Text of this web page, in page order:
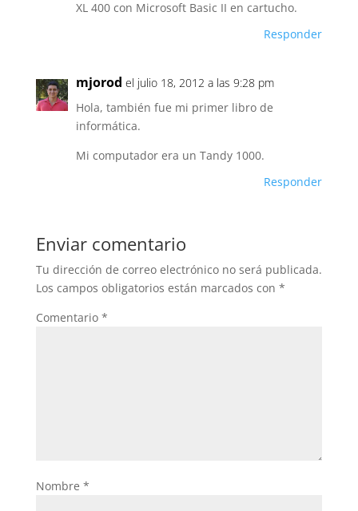
XL 400 con Microsoft Basic II en cartucho.
Responder
mjorod el julio 18, 2012 a las 9:28 pm
Hola, también fue mi primer libro de
informática.
Mi computador era un Tandy 1000.
Responder
Enviar comentario
Tu dirección de correo electrónico no será publicada.
Los campos obligatorios están marcados con *
Comentario *
Nombre *